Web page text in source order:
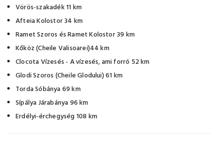
Vörös-szakadék 11 km
Afteia Kolostor 34 km
Ramet Szoros és Ramet Kolostor 39 km
Kőköz (Cheile Valisoarei)44 km
Clocota Vízesés - A vízesés, ami forró 52 km
Glodi Szoros (Cheile Glodului) 61 km
Torda Sóbánya 69 km
Sípálya Járabánya 96 km
Erdélyi-érchegység 108 km